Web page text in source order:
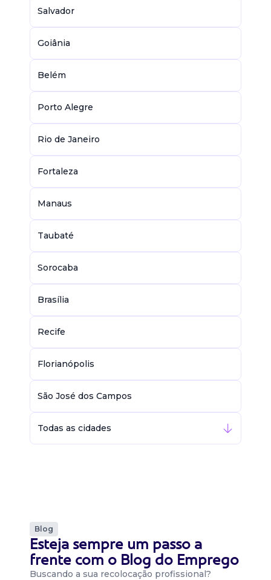
Salvador
Goiânia
Belém
Porto Alegre
Rio de Janeiro
Fortaleza
Manaus
Taubaté
Sorocaba
Brasília
Recife
Florianópolis
São José dos Campos
Todas as cidades
Blog
Esteja sempre um passo a
frente com o Blog do Emprego
Buscando a sua recolocação profissional?